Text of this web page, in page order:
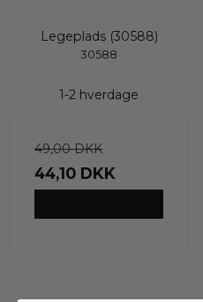
Legeplads (30588)
30588
1-2 hverdage
49,00 DKK
44,10 DKK